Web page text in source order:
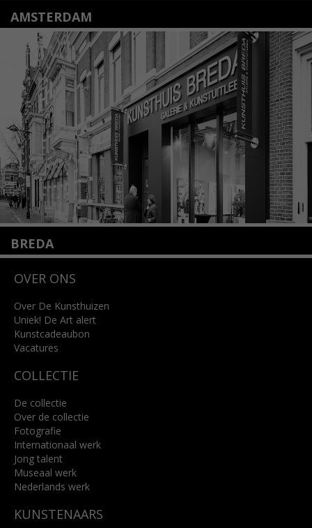
AMSTERDAM
Amstelveenseweg 135
1075 VX Amsterdam
+31 (0)20 2332546
info@kunsthuisamsterdam.nl
Lees meer
BREDA
4818 SB Breda
info@kunsthuisbreda.nl
Lees meer
OVER ONS
Over De Kunsthuizen
Uniek! De Art alert
Kunstcadeaubon
Vacatures
COLLECTIE
De collectie
Over de collectie
Fotografie
Internationaal werk
Jong talent
Museaal werk
Nederlands werk
KUNSTENAARS